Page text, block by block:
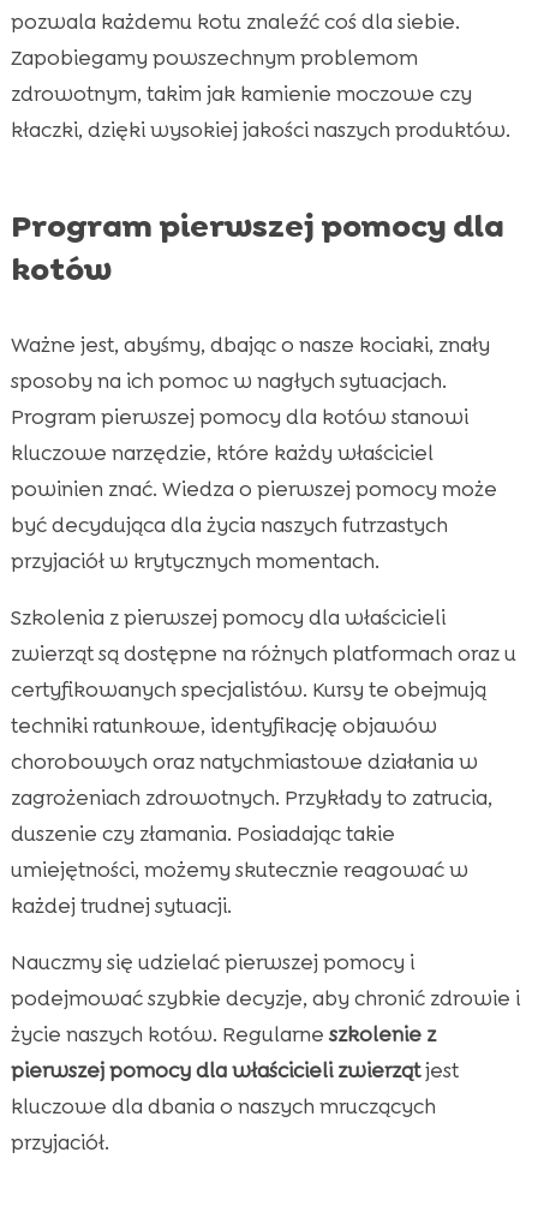
pozwala każdemu kotu znaleźć coś dla siebie.
Zapobiegamy powszechnym problemom
zdrowotnym, takim jak kamienie moczowe czy
kłaczki, dzięki wysokiej jakości naszych produktów.
Program pierwszej pomocy dla
kotów
Ważne jest, abyśmy, dbając o nasze kociaki, znały
sposoby na ich pomoc w nagłych sytuacjach.
Program pierwszej pomocy dla kotów stanowi
kluczowe narzędzie, które każdy właściciel
powinien znać. Wiedza o pierwszej pomocy może
być decydująca dla życia naszych futrzastych
przyjaciół w krytycznych momentach.
Szkolenia z pierwszej pomocy dla właścicieli
zwierząt są dostępne na różnych platformach oraz u
certyfikowanych specjalistów. Kursy te obejmują
techniki ratunkowe, identyfikację objawów
chorobowych oraz natychmiastowe działania w
zagrożeniach zdrowotnych. Przykłady to zatrucia,
duszenie czy złamania. Posiadając takie
umiejętności, możemy skutecznie reagować w
każdej trudnej sytuacji.
Nauczmy się udzielać pierwszej pomocy i
podejmować szybkie decyzje, aby chronić zdrowie i
życie naszych kotów. Regularne szkolenie z
pierwszej pomocy dla właścicieli zwierzątjest
kluczowe dla dbania o naszych mruczących
przyjaciół.